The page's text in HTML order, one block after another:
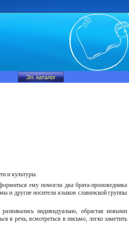
и культуры.
ему помогли два брата-проповедника
другие носители языков славянской группы
индивидуально, обрастая новыми
в речь, всмотреться в письмо, легко заметить